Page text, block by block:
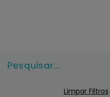
Pesquisar...
Limpar Filtros